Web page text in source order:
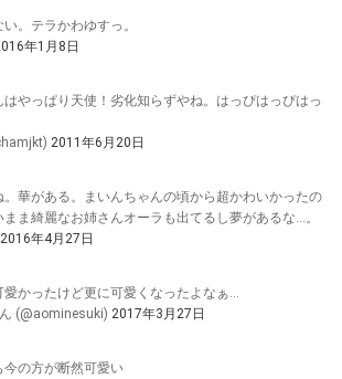
。テラかわゆすっ。
年1月8日
やっぱり天使！劣化知らずやね。はっぴはっぴはっ
2011年6月20日
華がある。まいんちゃんの頃から超かわいかったの
ま綺麗なお姉さんオーラも出てるし夢があるな…。
2016年4月27日
愛かったけど更に可愛くなったよなぁ…
(@aominesuki) 2017年3月27日
今の方が断然可愛い